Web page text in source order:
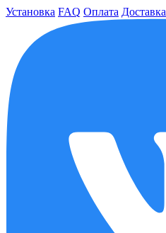
Установка FAQ Оплата Доставка